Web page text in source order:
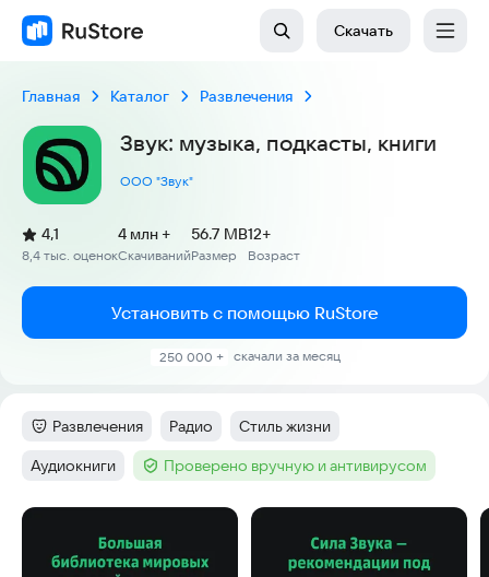
Скачать
Главная Каталог Развлечения
Звук: музыка, подкасты, книги
ООО "Звук"
Рейтинг:
4,1
(
8,4 тыс. оценок
)
Скачиваний
4 млн +
Размер
56.7 MB
Возраст
12+
Установить с помощью RuStore
250 000 + скачали за месяц
Категория:
Развлечения Тег:
Радио Тег:
Стиль жизни
Тег:
Аудиокниги Тег :Проверено вручную и антивирусом
Скриншоты